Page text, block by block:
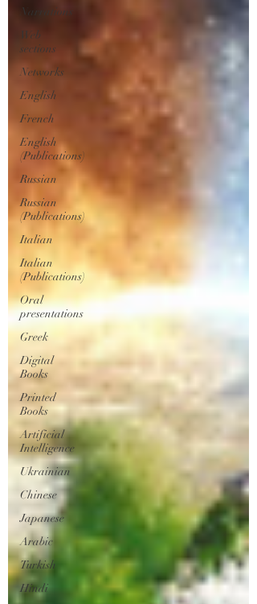
Narrations
Web
sections
Networks
English
French
English
(Publications)
Russian
Russian
(Publications)
Italian
Italian
(Publications)
Oral
presentations
Greek
Digital
Books
Printed
Books
Artificial
Intelligence
Ukrainian
Chinese
Japanese
Arabic
Turkish
Hindi